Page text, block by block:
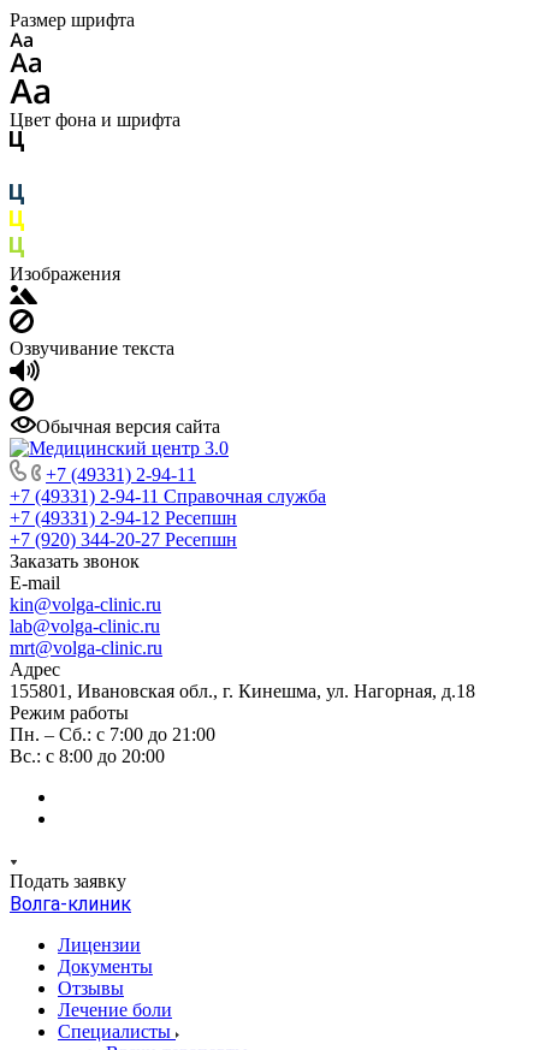
Размер шрифта
Цвет фона и шрифта
Изображения
Озвучивание текста
Обычная версия сайта
+7 (49331) 2-94-11
+7 (49331) 2-94-11 Справочная служба
+7 (49331) 2-94-12 Ресепшн
+7 (920) 344-20-27 Ресепшн
Заказать звонок
E-mail
kin@volga-clinic.ru
lab@volga-clinic.ru
mrt@volga-clinic.ru
Адрес
155801, Ивановская обл., г. Кинешма, ул. Нагорная, д.18
Режим работы
Пн. – Сб.: с 7:00 до 21:00
Вс.: с 8:00 до 20:00
Подать заявку
Волга-клиник
Лицензии
Документы
Отзывы
Лечение боли
Специалисты